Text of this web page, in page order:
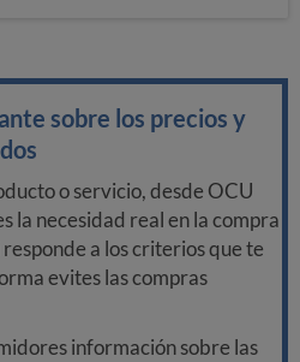
sobre los precios y
o servicio, desde OCU
la necesidad real en la compra
a los criterios que te
evites las compras
información sobre las